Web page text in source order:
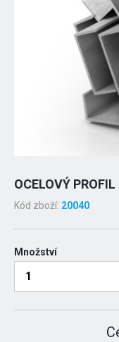
OCELOVÝ
Kód zboží: 20040
Množství